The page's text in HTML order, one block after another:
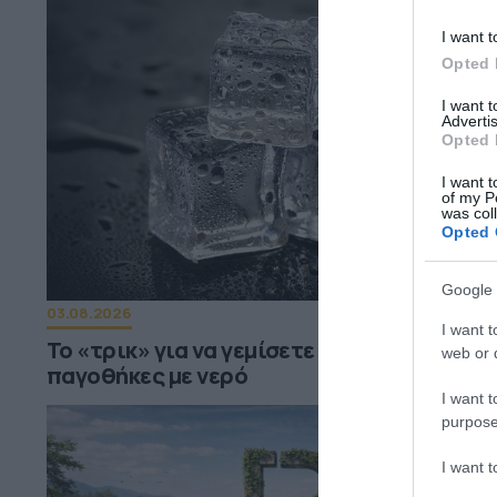
I want
Opted
I want
Opted
I want
of my
was
Opted
Google
I want
web or
I want
I want
03.08.2026
Το «τρικ» για να γεμίσετε εύκολα τις
παγοθήκες με νερό